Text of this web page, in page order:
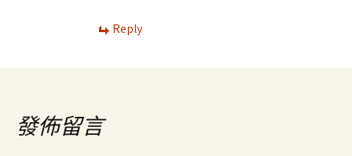
Reply
發佈留言